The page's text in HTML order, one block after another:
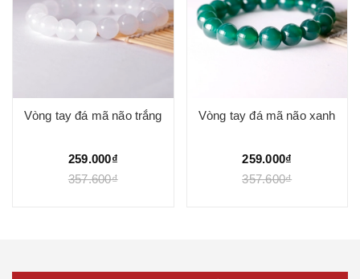
Vòng tay đá mã não trắng
259.000₫
357.600₫
Vòng tay đá mã não xanh
259.000₫
357.600₫